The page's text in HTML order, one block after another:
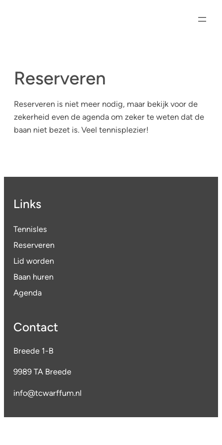
Reserveren
Reserveren is niet meer nodig, maar bekijk voor de
zekerheid even de agenda om zeker te weten dat de
baan niet bezet is. Veel tennisplezier!
Links
Tennisles
Reserveren
Lid worden
Baan huren
Agenda
Contact
Breede 1-B
9989 TA Breede
info@tcwarffum.nl